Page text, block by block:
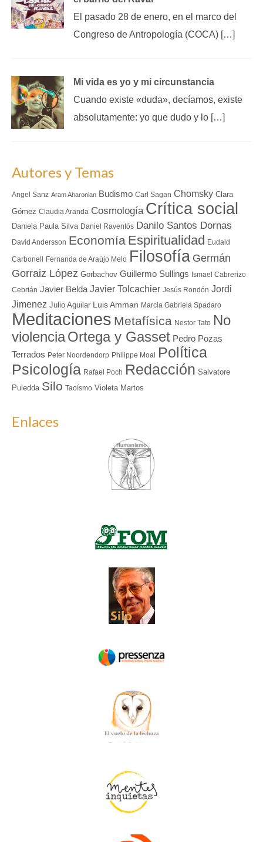
El pasado 28 de enero, en el marco del
Congreso de Antropología (COCA) […]
Mi vida es yo y mi circunstancia
Cuando existe «duda», decíamos, existe
absolutamente: yo que dudo y lo […]
Autores y Temas
Angel Sanz Aram Aharonian Budismo Carl Sagan Chomsky Clara
Gómez Claudia Aranda Cosmología Crítica social
Daniela Paula Silva Daniel Raventós Danilo Santos Dornas
David Andersson Economía Espiritualidad Eudald
Carbonell Fernanda de Araújo Melo Filosofía Germán
Gorraiz López Gorbachov Guillermo Sullings Ismael Cabrerizo
Cebrián Javier Belda Javier Tolcachier Jesús Rondón Jordi
Jimenez Julio Aguilar Luis Amman Marcia Gabriela Spadaro
Meditaciones Metafísica Nestor Tato No
violenciaOrtega y Gasset Pedro Pozas
Terrados Peter Noordendorp Philippe Moal
Política
Psicología Rafael Poch Redacción Salvatore
Puledda Silo Taoísmo Violeta Martos
Enlaces